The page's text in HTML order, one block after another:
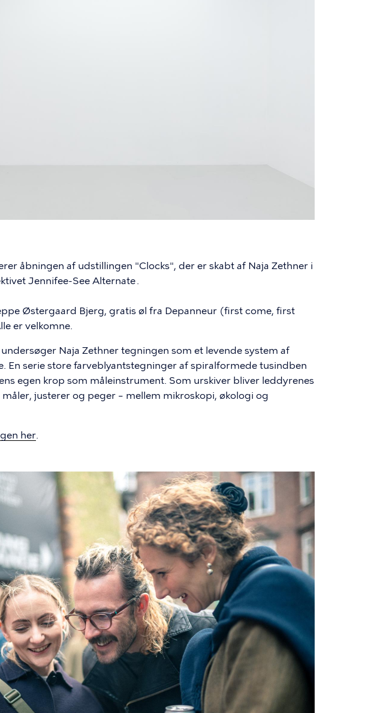
åbningen af udstillingen "Clocks", der er skabt af Naja Zethner i
Jennifee-See Alternate .
Østergaard Bjerg, gratis øl fra Depanneur (first come, first
er velkomne.
Naja Zethner tegningen som et levende system af
En serie store farveblyantstegninger af spiralformede tusindben
egen krop som måleinstrument. Som urskiver bliver leddyrenes
justerer og peger – mellem mikroskopi, økologi og
her.